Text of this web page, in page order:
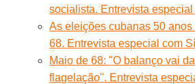
socialista. Entrevista
As eleições cubanas 50
68. Entrevista especial com
Maio de 68: "O balanço vai
flagelação". Entrevista